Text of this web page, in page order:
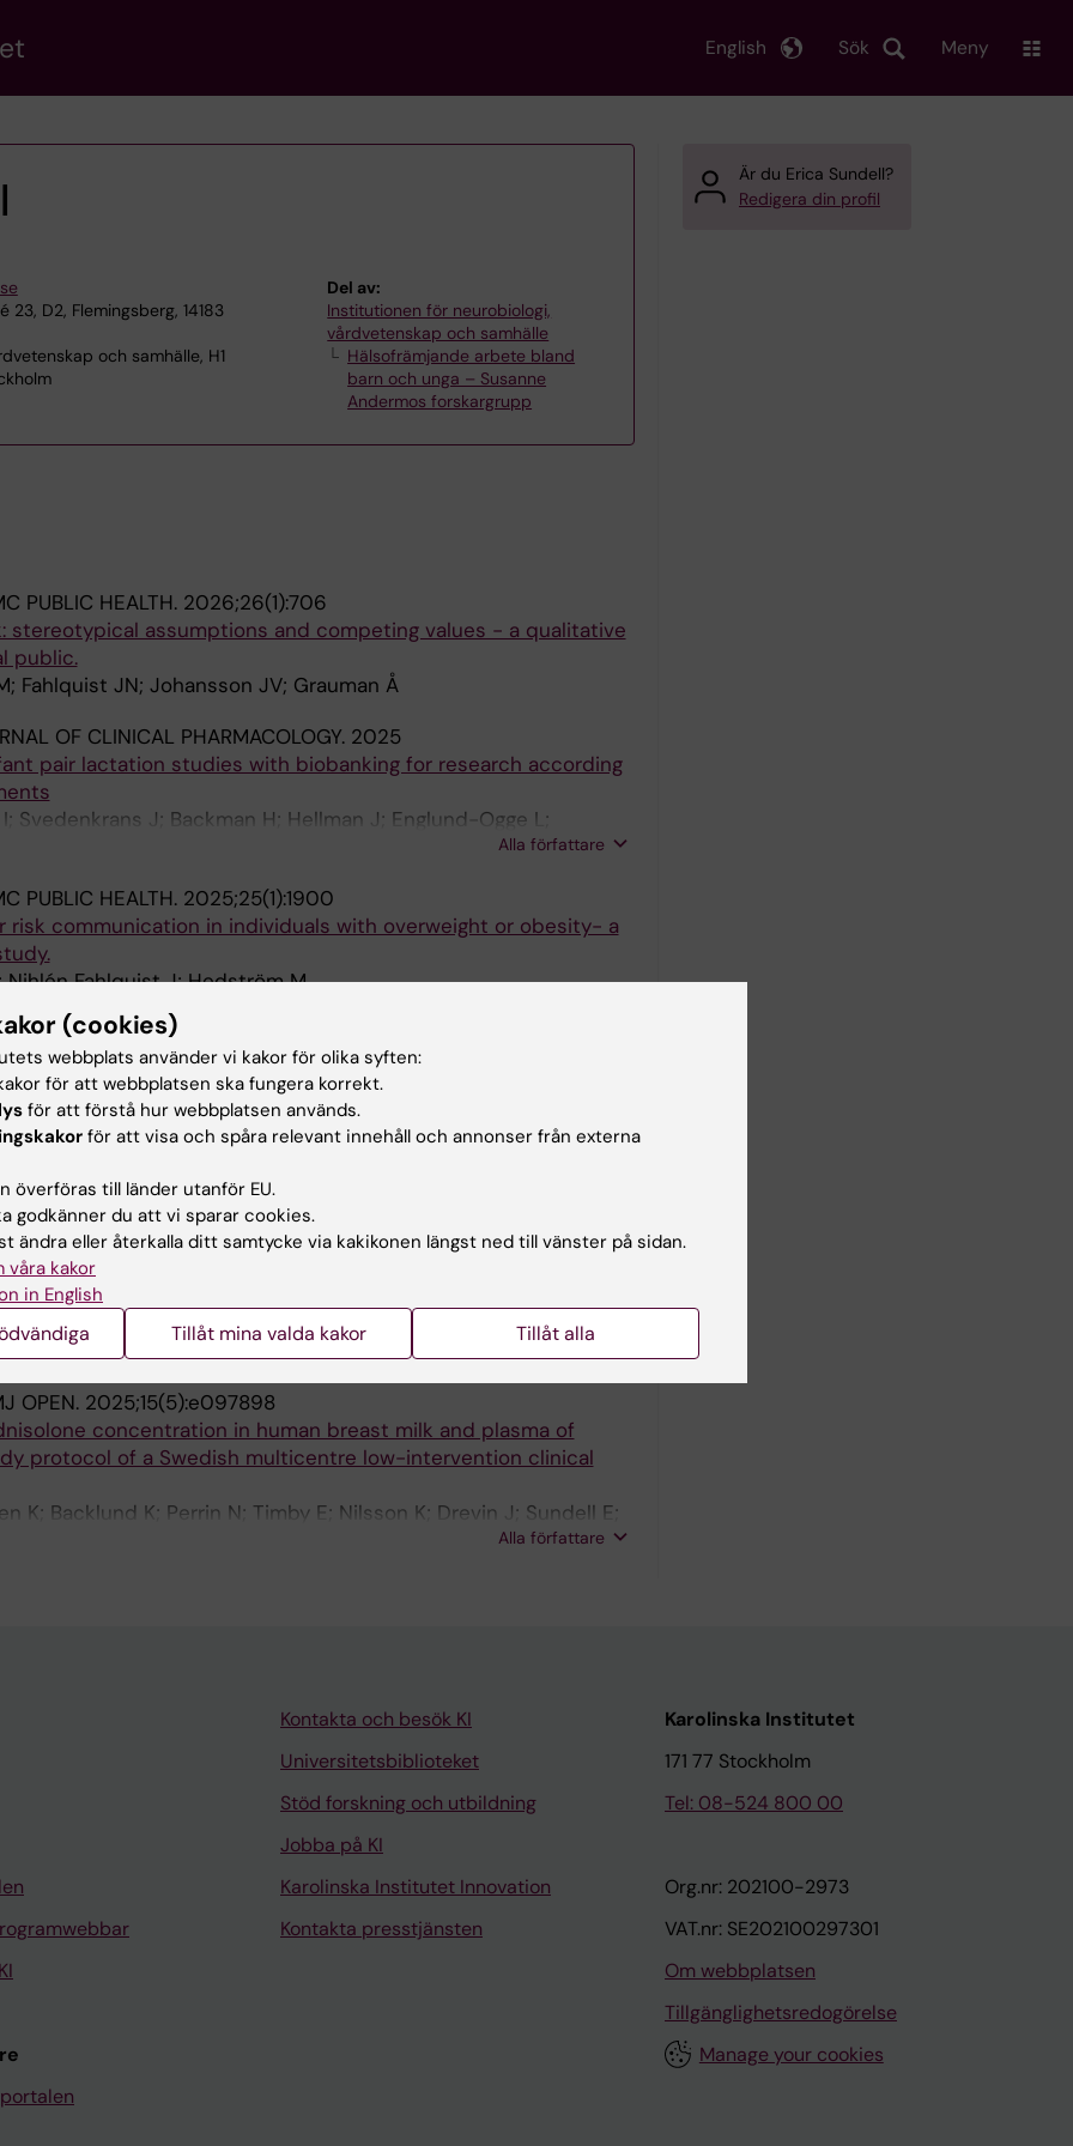
Sök
English Meny
23, D2, Flemingsberg, 14183
och samhälle, H1
Del av:
Institutionen för neurobiologi,
vårdvetenskap och samhälle
Hälsofrämjande arbete bland
barn och unga – Susanne
Andermos forskargrupp
PUBLIC HEALTH. 2026;26(1):706
stereotypical assumptions and competing values - a qualitative
public.
Fahlquist JN; Johansson JV; Grauman Å
OF CLINICAL PHARMACOLOGY. 2025
pair lactation studies with biobanking for research according
Svedenkrans J; Backman H; Hellman J; Englund-Ogge L;
I; Wutte A; Sundell E; Baranczewski P; Shaughnessy LAlla författare
PUBLIC HEALTH. 2025;25(1):1900
risk communication in individuals with overweight or obesity- a
Nihlén Fahlquist J; Hedström M
OF PUBLIC HEALTH.
related risk communication in patients with breast and
interview study in Sweden.
Johansson JV; Cavalli-Björkman N; Fahlquist JN; Hedström M
health information-seeking behavior - a cross-sectional
Swedes
Grauman A
OPEN. 2025;15(5):e097898
concentration in human breast milk and plasma of
protocol of a Swedish multicentre low-intervention clinical
K; Backlund K; Perrin N; Timby E; Nilsson K; Drevin J; Sundell E;
Alla författare
Är du Erica Sundell?
Redigera din profil
Kontakta och besök KI
Universitetsbiblioteket
Stöd forskning och utbildning
Jobba på KI
Karolinska Institutet Innovation
Kontakta presstjänsten
Karolinska Institutet
171 77 Stockholm
Tel: 08-524 800 00
Org.nr: 202100-2973
VAT.nr: SE202100297301
Om webbplatsen
Tillgänglighetsredogörelse
Manage your cookies
(cookies)
webbplats använder vi kakor för olika syften:
för att webbplatsen ska fungera korrekt.
för att förstå hur webbplatsen används.
för att visa och spåra relevant innehåll och annonser från externa
överföras till länder utanför EU.
godkänner du att vi sparar cookies.
ändra eller återkalla ditt samtycke via kakikonen längst ned till vänster på sidan.
våra kakor
in English
Tillåt mina valda kakor Tillåt alla